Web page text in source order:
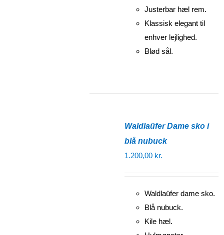
Justerbar hæl rem.
Klassisk elegant til
enhver lejlighed.
Blød sål.
Waldlaüfer Dame sko i
blå nubuck
1.200,00 kr.
Waldlaüfer dame sko.
Blå nubuck.
Kile hæl.